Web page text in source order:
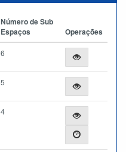
Número de Sub
Espaços
Operações
6
5
4